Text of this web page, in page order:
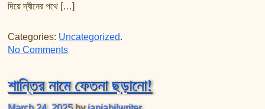
দিয়ে দ্বীনের পথে […]
Categories: Uncategorized.
No Commentson আমরা আসলে কি কোন দলের দালাল?
শান্তির নামে ফেতনা ছড়ানো!